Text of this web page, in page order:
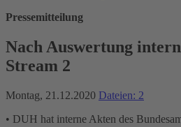
Pressemitteilung
Nach Auswertung
Stream 2
Montag, 21.12.2020 Dateien: 2
• DUH hat interne Akten des